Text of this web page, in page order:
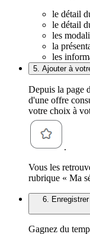
le détail
le détail
les
la
les
5. Ajouter à
Depuis la page
d'une offre
votre choix à
.
Vous les
rubrique « Ma
6.
Gagnez du